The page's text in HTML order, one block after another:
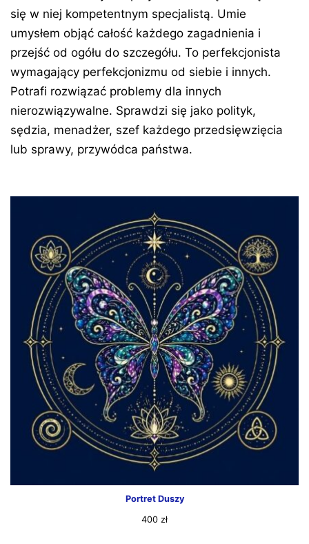
się w niej kompetentnym specjalistą. Umie
umysłem objąć całość każdego zagadnienia i
przejść od ogółu do szczegółu. To perfekcjonista
wymagający perfekcjonizmu od siebie i innych.
Potrafi rozwiązać problemy dla innych
nierozwiązywalne. Sprawdzi się jako polityk,
sędzia, menadżer, szef każdego przedsięwzięcia
lub sprawy, przywódca państwa.
Portret Duszy
400 zł